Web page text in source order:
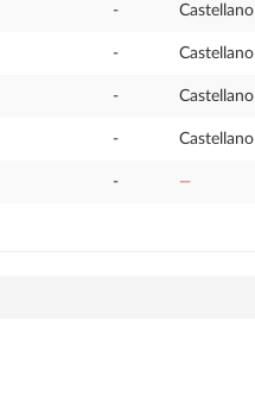
- Castellano
- Castellano
- Castellano
- Castellano
- —